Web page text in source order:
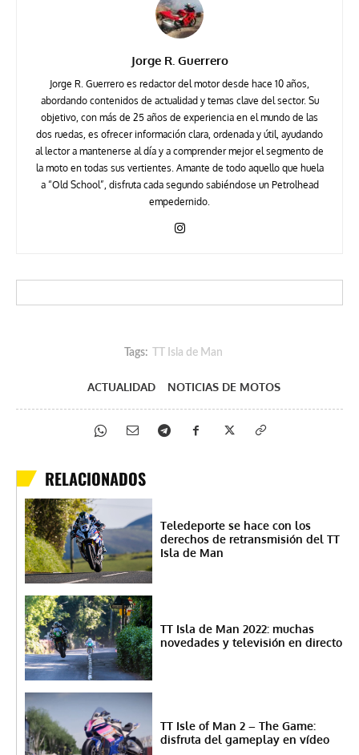
Jorge R. Guerrero
Jorge R. Guerrero es redactor del motor desde hace 10 años,
abordando contenidos de actualidad y temas clave del sector. Su
objetivo, con más de 25 años de experiencia en el mundo de las
dos ruedas, es ofrecer información clara, ordenada y útil, ayudando
al lector a mantenerse al día y a comprender mejor el segmento de
la moto en todas sus vertientes. Amante de todo aquello que huela
a “Old School”, disfruta cada segundo sabiéndose un Petrolhead
empedernido.
Tags: TT Isla de Man
ACTUALIDAD NOTICIAS DE MOTOS
RELACIONADOS
Teledeporte se hace con los
derechos de retransmisión del TT
Isla de Man
TT Isla de Man 2022: muchas
novedades y televisión en directo
TT Isle of Man 2 – The Game:
disfruta del gameplay en vídeo